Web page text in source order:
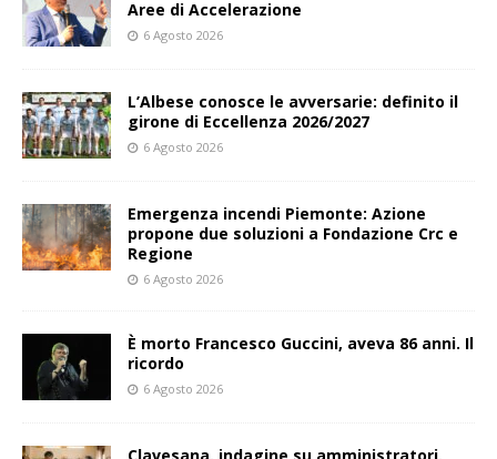
Aree di Accelerazione
6 Agosto 2026
L’Albese conosce le avversarie: definito il
girone di Eccellenza 2026/2027
6 Agosto 2026
Emergenza incendi Piemonte: Azione
propone due soluzioni a Fondazione Crc e
Regione
6 Agosto 2026
È morto Francesco Guccini, aveva 86 anni. Il
ricordo
6 Agosto 2026